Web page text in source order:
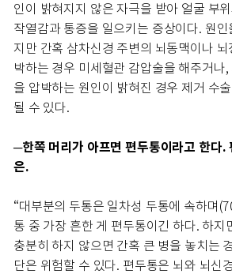
인이 밝혀지지 않은 자극을 받아 얼굴 부
작열감과 통증을 일으키는 증상이다. 원
지만 간혹 삼차신경 주변의 뇌동맥이나
박하는 경우 미세혈관 감압술을 해주거나
을 압박하는 원인이 밝혀진 경우 제거 수
될 수 있다.
─한쪽 머리가 아프면 편두통이라고 한다.
은.
“대부분의 두통은 일차성 두통에 속하며
통 중 가장 흔한 게 편두통이긴 하다. 하지
충분히 하지 않으면 간혹 큰 병을 놓치는
단은 위험할 수 있다. 편두통은 뇌와 뇌신